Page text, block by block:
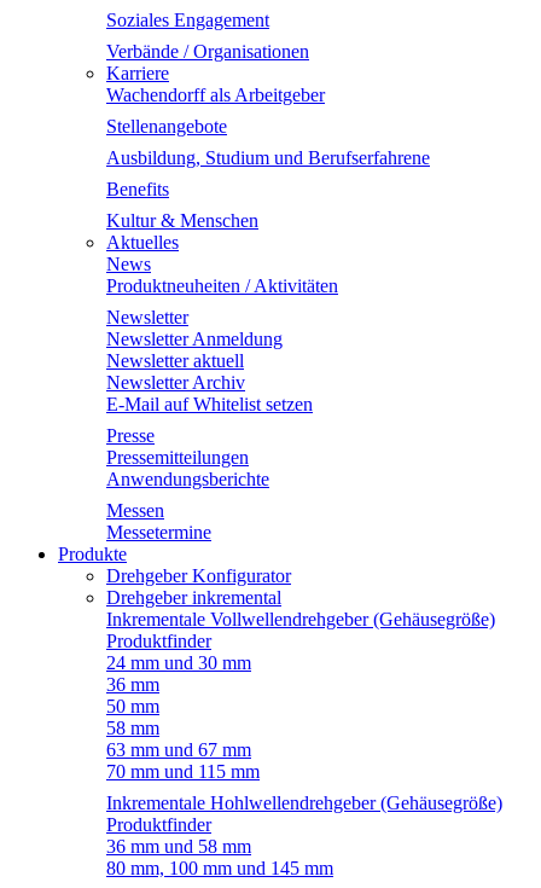
Soziales Engagement
Verbände / Organisationen
Karriere
Wachendorff als Arbeitgeber
Stellenangebote
Ausbildung, Studium und Berufserfahrene
Benefits
Kultur & Menschen
Aktuelles
News
Produktneuheiten / Aktivitäten
Newsletter
Newsletter Anmeldung
Newsletter aktuell
Newsletter Archiv
E-Mail auf Whitelist setzen
Presse
Pressemitteilungen
Anwendungsberichte
Messen
Messetermine
Produkte
Drehgeber Konfigurator
Drehgeber inkremental
Inkrementale Vollwellendrehgeber (Gehäusegröße)
Produktfinder
24 mm und 30 mm
36 mm
50 mm
58 mm
63 mm und 67 mm
70 mm und 115 mm
Inkrementale Hohlwellendrehgeber (Gehäusegröße)
Produktfinder
36 mm und 58 mm
80 mm, 100 mm und 145 mm